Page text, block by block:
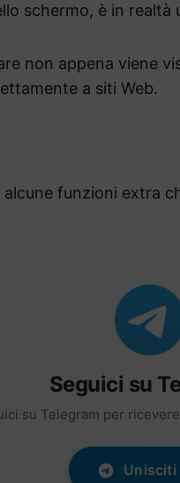
schermo, è in realtà
non appena viene
a siti Web.
alcune funzioni extra
Seguici su
su Telegram per
Unisciti